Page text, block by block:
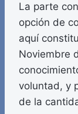
La parte
opción de
aquí
Noviembre
voluntad, y
de la